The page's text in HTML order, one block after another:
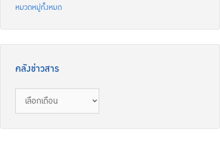
หมวดหมู่ทั้งหมด
คลังข่าวสาร
ข่าวสาร